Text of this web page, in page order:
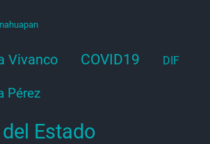
Vivanco COVID19 DIF
Pérez
Estado